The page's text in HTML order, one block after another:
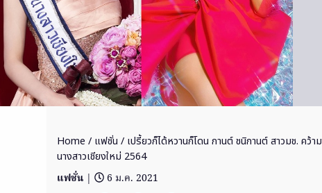
Home / แฟชั่น / เปรี้ยวก็ได้หวานก็โดน กานต์ ชนิกานต์ สาวมช. คว้า
นางสาวเชียงใหม่ 2564
แฟชั่น |
6 ม.ค. 2021